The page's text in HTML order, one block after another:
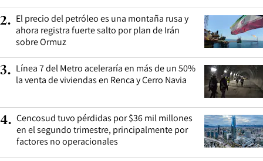
2. El precio del petróleo es una montaña rusa y
ahora registra fuerte salto por plan de Irán
sobre Ormuz
3. Línea 7 del Metro aceleraría en más de un 50%
la venta de viviendas en Renca y Cerro Navia
4. Cencosud tuvo pérdidas por $36 mil millones
en el segundo trimestre, principalmente por
factores no operacionales